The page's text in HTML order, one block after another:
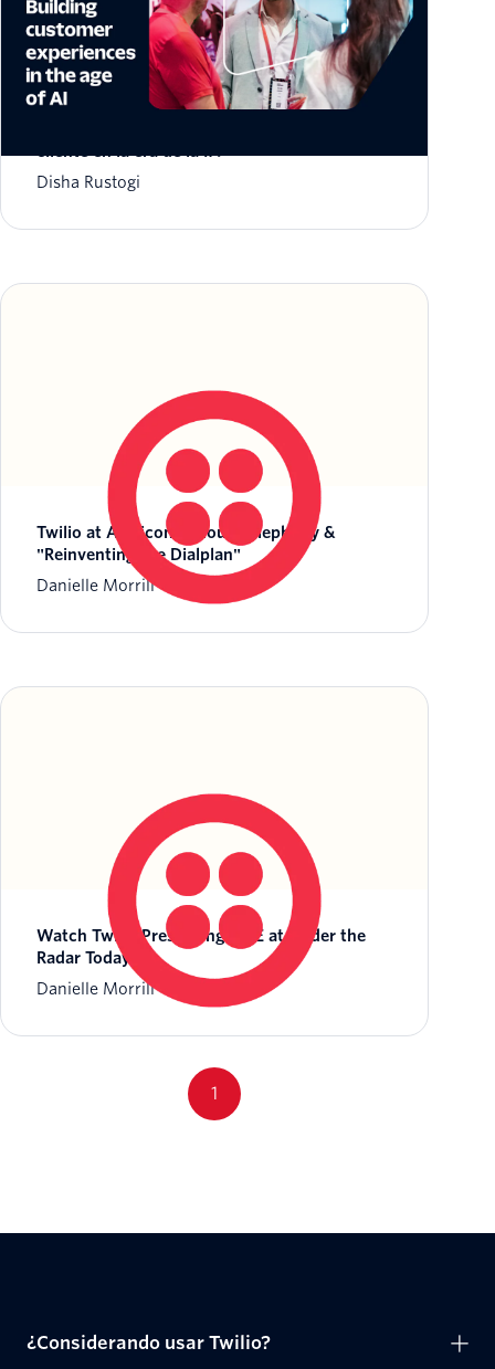
Disha Rustogi
Twilio at Astricon – Cloud Telephony &
"Reinventing the Dialplan"
Danielle Morrill
Watch Twilio Presenting LIVE at Under the
Radar Today
Danielle Morrill
1
¿Considerando usar Twilio?